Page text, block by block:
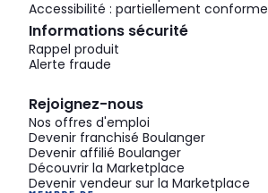
Accessibilité : partiellement conforme
Informations sécurité
Rappel produit
Alerte fraude
Rejoignez-nous
Nos offres d'emploi
Devenir franchisé Boulanger
Devenir affilié Boulanger
Découvrir la Marketplace
Devenir vendeur sur la Marketplace